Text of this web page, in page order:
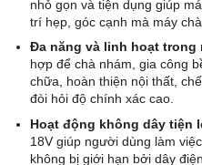
nhỏ gọn và tiện dụng giúp
trí hẹp, góc cạnh mà máy
Đa năng và linh hoạt trong
hợp để chà nhám, gia công
chữa, hoàn thiện nội thất,
đòi hỏi độ chính xác cao.
Hoạt động không dây tiện
18V giúp người dùng làm
không bị giới hạn bởi dây